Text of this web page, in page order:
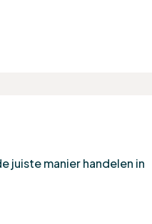
juiste manier handelen in